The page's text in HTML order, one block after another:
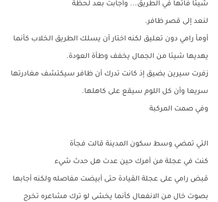
شيئا فاتها في الطريق... وأجابت بعد لحظة
لنعد إلى قصر ظافر.
أومأ رامي دون تعليق لكنه اختار أن يسلك الطريق الخلاب كأنما
يهديها شيئا من الجمال يخفف وطأة العودة.
زفرت سيرين بضيق إذ كانت تدرك أن ظافر سيكتشف مغادرتها
سريعا وأن كل اللوم سيقع على كاهلها.
وفي صمت المركبة
التي تمضي وسط سكون المدينة قالت فجأة
كنت في عجلة من أمرك حين عدت هل حدث شيء
قبض رامي على عجلة القيادة حتى أبيضت مفاصله ولكنه أجابها
بصوت خال من الانفعال كأنما يخشى لو ترك مشاعره تخرج